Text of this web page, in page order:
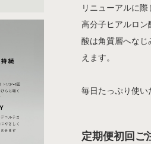
リニューアルに際
高分子ヒアルロ
酸は角質層へな
えます。
毎日たっぷり使い
定期便初回ご